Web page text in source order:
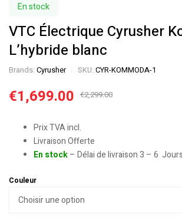
En stock
VTC Électrique Cyrusher
L’hybride blanc
Brands: Cyrusher SKU: CYR-KOMMODA-1
€2,299.00
€1,699.00
Prix TVA incl.
Livraison Offerte
En stock– Délai de livraison 3 – 6
Couleur